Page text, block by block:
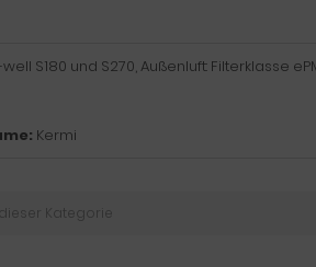
S180 und S270, Außenluft: Filterklasse
Kermi
Kategorie